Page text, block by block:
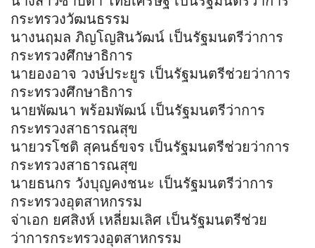
กระทรวงวัฒนธรรม
นางนฤมล ภิญโญสินวัฒน์ เป็นรัฐมนตรีว่าการ
กระทรวงศึกษาธิการ
นายองอาจ วงษ์ประยูร เป็นรัฐมนตรีช่วยว่าการ
กระทรวงศึกษาธิการ
นายพัฒนา พร้อมพัฒน์ เป็นรัฐมนตรีว่าการ
กระทรวงสาธารณสุข
นายวรโชติ สุคนธ์ขจร เป็นรัฐมนตรีช่วยว่าการ
กระทรวงสาธารณสุข
นายธนกร วังบุญคงชนะ เป็นรัฐมนตรีว่าการ
กระทรวงอุตสาหกรรม
จ่าเอก ยศสิงห์ เหลี่ยมเลิศ เป็นรัฐมนตรีช่วย
ว่าการกระทรวงอุตสาหกรรม